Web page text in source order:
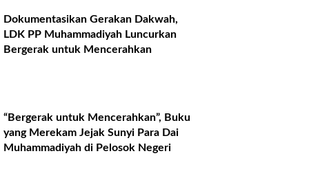
Dokumentasikan Gerakan Dakwah,
LDK PP Muhammadiyah Luncurkan
Bergerak untuk Mencerahkan
“Bergerak untuk Mencerahkan”, Buku
yang Merekam Jejak Sunyi Para Dai
Muhammadiyah di Pelosok Negeri